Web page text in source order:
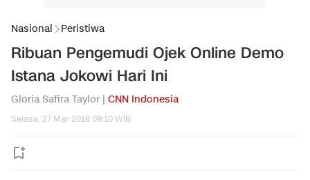
Nasional Peristiwa
Ribuan Pengemudi Ojek Online Demo
Istana Jokowi Hari Ini
Gloria Safira Taylor | CNN Indonesia
Selasa, 27 Mar 2018 09:10 WIB